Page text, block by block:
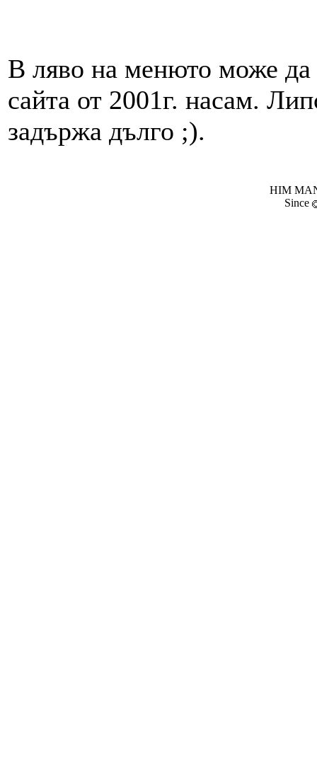
В ляво на менюто може да
сайта от 2001г. насам.
задържа дълго ;).
HIM
Since